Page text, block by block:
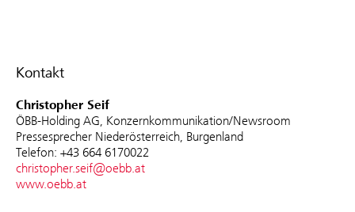
Kontakt
Christopher Seif
ÖBB-Holding AG, Konzernkommunikation/Newsroom
Pressesprecher Niederösterreich, Burgenland
Telefon: +43 664 6170022
christopher.seif@oebb.at
www.oebb.at